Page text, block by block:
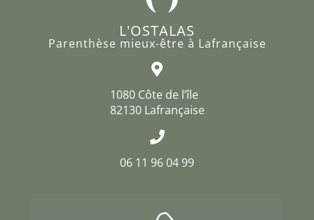
L'OSTALAS
Parenthèse mieux-être à Lafrançaise
1080 Côte de l’île
82130 Lafrançaise
06 11 96 04 99